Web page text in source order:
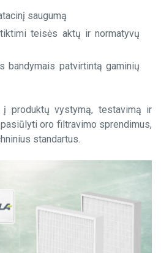
saugumą
teisės aktų ir normatyvų
bandymais patvirtintą gaminių
į produktų vystymą, testavimą ir
oro filtravimo sprendimus,
standartus.